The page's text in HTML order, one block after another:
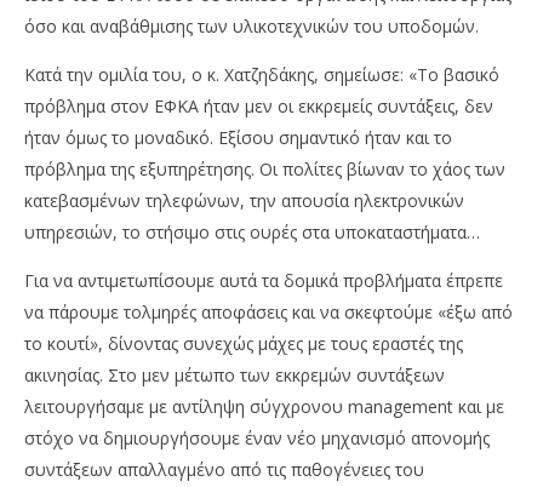
όσο και αναβάθμισης των υλικοτεχνικών του υποδομών.
Κατά την ομιλία του, ο κ. Χατζηδάκης, σημείωσε: «Το βασικό
πρόβλημα στον ΕΦΚΑ ήταν μεν οι εκκρεμείς συντάξεις, δεν
ήταν όμως το μοναδικό. Εξίσου σημαντικό ήταν και το
πρόβλημα της εξυπηρέτησης. Οι πολίτες βίωναν το χάος των
κατεβασμένων τηλεφώνων, την απουσία ηλεκτρονικών
υπηρεσιών, το στήσιμο στις ουρές στα υποκαταστήματα…
Για να αντιμετωπίσουμε αυτά τα δομικά προβλήματα έπρεπε
να πάρουμε τολμηρές αποφάσεις και να σκεφτούμε «έξω από
το κουτί», δίνοντας συνεχώς μάχες με τους εραστές της
ακινησίας. Στο μεν μέτωπο των εκκρεμών συντάξεων
λειτουργήσαμε με αντίληψη σύγχρονου management και με
στόχο να δημιουργήσουμε έναν νέο μηχανισμό απονομής
συντάξεων απαλλαγμένο από τις παθογένειες του